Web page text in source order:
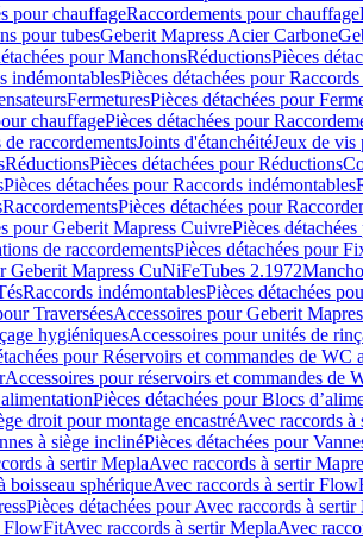
pour chauffageRaccordements pour chauffage
pour tubesGeberit Mapress Acier Carbone
pour ManchonsRéductionsPièces
indémontablesPièces détachées pour
FermeturesPièces détachées pour
chauffagePièces détachées pour
raccordementsJoints d'étanchéitéJeux de vis
RéductionsPièces détachées pour Réductions
Pièces détachées pour Raccords indémontables
RaccordementsPièces détachées pour
pour Geberit Mapress CuivrePièces
de raccordementsPièces détachées pour
Geberit Mapress CuNiFeTubes 2.1972
Raccords indémontablesPièces détachées
TraverséesAccessoires pour Geberit
hygiéniquesAccessoires pour unités de
pour Réservoirs et commandes de
Accessoires pour réservoirs et commandes de
Pièces détachées pour Blocs
droit pour montage encastréAvec raccords à
à siège inclinéPièces détachées pour
à sertir MeplaAvec raccords à sertir
boisseau sphériqueAvec raccords à sertir
Pièces détachées pour Avec raccords à sertir
FlowFitAvec raccords à sertir MeplaAvec